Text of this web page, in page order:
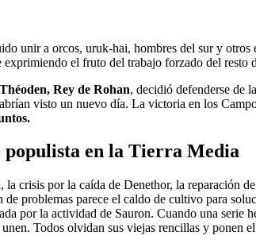
unir a orcos, uruk-hai, hombres del sur y otros
exprimiendo el fruto del trabajo forzado del resto
Théoden, Rey de Rohan, decidió defenderse de
visto un nuevo día. La victoria en los
populista en la Tierra Media
la crisis por la caída de Denethor, la reparación
de problemas parece el caldo de cultivo para
por la actividad de Sauron. Cuando una serie
Todos olvidan sus viejas rencillas y ponen